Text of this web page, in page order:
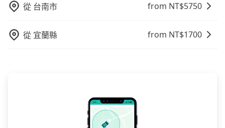
從 台南市 from NT$5750
從 宜蘭縣 from NT$1700